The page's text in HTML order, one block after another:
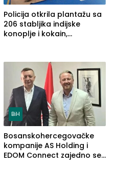
Policija otkrila plantažu sa
206 stabljika indijske
konoplje i kokain,
BiH
Bosanskohercegovačke
kompanije AS Holding i
EDOM Connect zajedno se